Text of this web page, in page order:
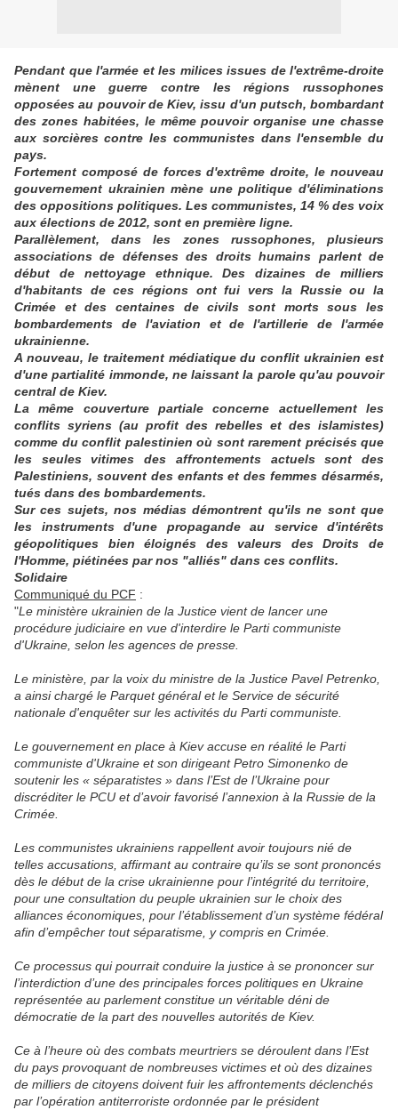
Pendant que l'armée et les milices issues de l'extrême-droite
mènent une guerre contre les régions russophones
opposées au pouvoir de Kiev, issu d'un putsch, bombardant
des zones habitées, le même pouvoir organise une chasse
aux sorcières contre les communistes dans l'ensemble du
pays.
Fortement composé de forces d'extrême droite, le nouveau
gouvernement ukrainien mène une politique d'éliminations
des oppositions politiques. Les communistes, 14 % des voix
aux élections de 2012, sont en première ligne.
Parallèlement, dans les zones russophones, plusieurs
associations de défenses des droits humains parlent de
début de nettoyage ethnique. Des dizaines de milliers
d'habitants de ces régions ont fui vers la Russie ou la
Crimée et des centaines de civils sont morts sous les
bombardements de l'aviation et de l'artillerie de l'armée
ukrainienne.
A nouveau, le traitement médiatique du conflit ukrainien est
d'une partialité immonde, ne laissant la parole qu'au pouvoir
central de Kiev.
La même couverture partiale concerne actuellement les
conflits syriens (au profit des rebelles et des islamistes)
comme du conflit palestinien où sont rarement précisés que
les seules vitimes des affrontements actuels sont des
Palestiniens, souvent des enfants et des femmes désarmés,
tués dans des bombardements.
Sur ces sujets, nos médias démontrent qu'ils ne sont que
les instruments d'une propagande au service d'intérêts
géopolitiques bien éloignés des valeurs des Droits de
l'Homme, piétinées par nos "alliés" dans ces conflits.
Solidaire
Communiqué du PCF :
"Le ministère ukrainien de la Justice vient de lancer une
procédure judiciaire en vue d'interdire le Parti communiste
d'Ukraine, selon les agences de presse.
Le ministère, par la voix du ministre de la Justice Pavel Petrenko,
a ainsi chargé le Parquet général et le Service de sécurité
nationale d'enquêter sur les activités du Parti communiste.
Le gouvernement en place à Kiev accuse en réalité le Parti
communiste d'Ukraine et son dirigeant Petro Simonenko de
soutenir les « séparatistes » dans l’Est de l’Ukraine pour
discréditer le PCU et d’avoir favorisé l’annexion à la Russie de la
Crimée.
Les communistes ukrainiens rappellent avoir toujours nié de
telles accusations, affirmant au contraire qu’ils se sont prononcés
dès le début de la crise ukrainienne pour l’intégrité du territoire,
pour une consultation du peuple ukrainien sur le choix des
alliances économiques, pour l’établissement d’un système fédéral
afin d’empêcher tout séparatisme, y compris en Crimée.
Ce processus qui pourrait conduire la justice à se prononcer sur
l’interdiction d’une des principales forces politiques en Ukraine
représentée au parlement constitue un véritable déni de
démocratie de la part des nouvelles autorités de Kiev.
Ce à l’heure où des combats meurtriers se déroulent dans l’Est
du pays provoquant de nombreuses victimes et où des dizaines
de milliers de citoyens doivent fuir les affrontements déclenchés
par l’opération antiterroriste ordonnée par le président